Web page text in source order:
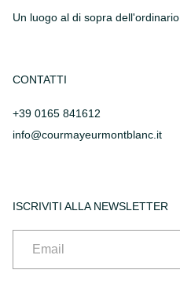
Un luogo al di sopra dell'ordinario
CONTATTI
+39 0165 841612
info@courmayeurmontblanc.it
ISCRIVITI ALLA NEWSLETTER